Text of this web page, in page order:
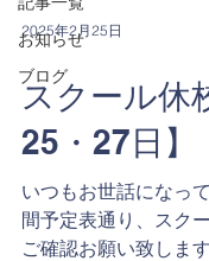
お知らせ
ブログ
2025年2月25日
スクール休
25・27日】
いつもお世話になっ
間予定表通り、スク
ご確認お願い致しま